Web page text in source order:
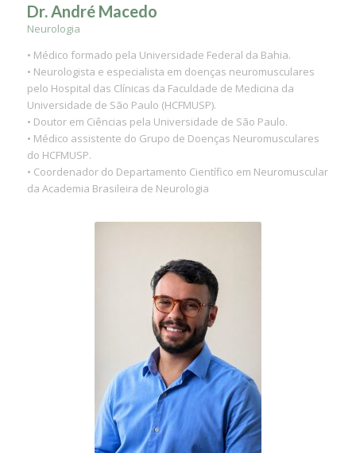
Dr. André Macedo
Neurologia
• Médico formado pela Universidade Federal da Bahia.
• Neurologista e especialista em doenças neuromusculares
pelo Hospital das Clínicas da Faculdade de Medicina da
Universidade de São Paulo (HCFMUSP).
• Doutor em Ciências pela Universidade de São Paulo.
• Médico assistente do Grupo de Doenças Neuromusculares
do HCFMUSP.
• Coordenador do Departamento Científico em Neuromuscular
da Academia Brasileira de Neurologia